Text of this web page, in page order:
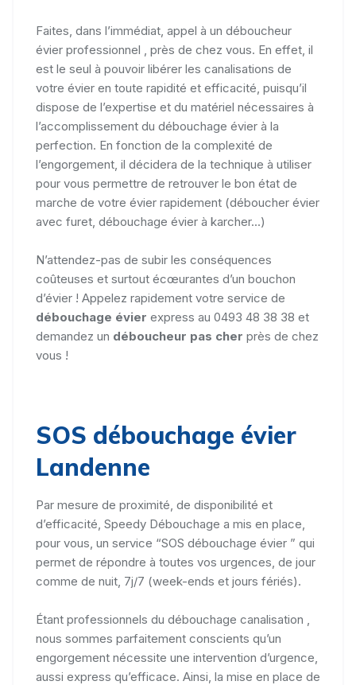
Faites, dans l’immédiat, appel à un déboucheur
évier professionnel , près de chez vous. En effet, il
est le seul à pouvoir libérer les canalisations de
votre évier en toute rapidité et efficacité, puisqu’il
dispose de l’expertise et du matériel nécessaires à
l’accomplissement du débouchage évier à la
perfection. En fonction de la complexité de
l’engorgement, il décidera de la technique à utiliser
pour vous permettre de retrouver le bon état de
marche de votre évier rapidement (déboucher évier
avec furet, débouchage évier à karcher...)
N’attendez-pas de subir les conséquences
coûteuses et surtout écœurantes d’un bouchon
d’évier ! Appelez rapidement votre service de
débouchage évier express au 0493 48 38 38 et
demandez un déboucheur pas cher près de chez
vous !
SOS débouchage évier
Landenne
Par mesure de proximité, de disponibilité et
d’efficacité, Speedy Débouchage a mis en place,
pour vous, un service “SOS débouchage évier ” qui
permet de répondre à toutes vos urgences, de jour
comme de nuit, 7j/7 (week-ends et jours fériés).
Étant professionnels du débouchage canalisation ,
nous sommes parfaitement conscients qu’un
engorgement nécessite une intervention d’urgence,
aussi express qu’efficace. Ainsi, la mise en place de